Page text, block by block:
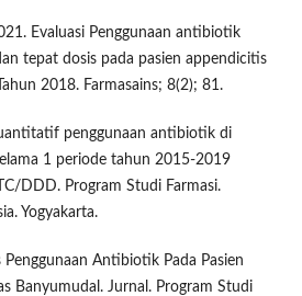
Evaluasi Penggunaan antibiotik
tepat dosis pada pasien appendicitis
2018. Farmasains; 8(2); 81.
penggunaan antibiotik di
1 periode tahun 2015-2019
DDD. Program Studi Farmasi.
Yogyakarta.
Penggunaan Antibiotik Pada Pasien
Banyumudal. Jurnal. Program Studi